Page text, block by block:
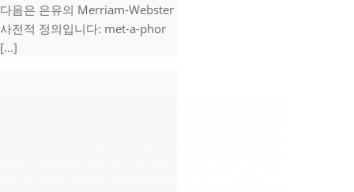
다음은 은유의 Merriam-Webster
사전적 정의입니다: met-a-phor
[...]